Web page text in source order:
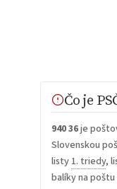
Čo je
940 36je
Slovenskou
listy 1. triedy,
balíky na